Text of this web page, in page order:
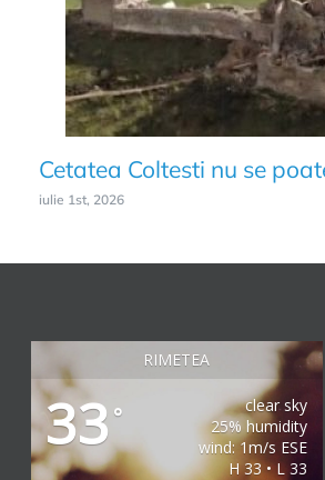
Cetatea Coltesti nu se
iulie 1st, 2026
RIMETEA
33 °
clear sky
25% humidity
wind: 1m/s ESE
H 33 • L 33